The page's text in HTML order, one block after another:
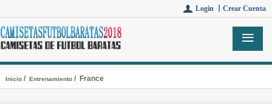
Login 丨 Crear Cuenta
Inicio/ Entrenamiento/ France